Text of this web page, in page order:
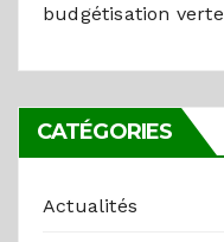
budgétisation verte
CATÉGORIES
Actualités